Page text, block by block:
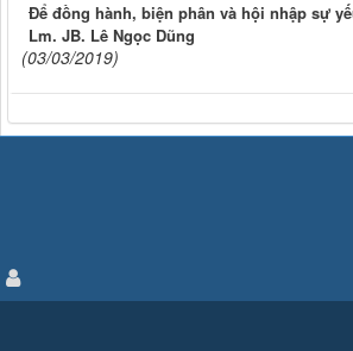
Để đồng hành, biện phân và hội nhập sự
Lm. JB. Lê Ngọc Dũng
(03/03/2019)